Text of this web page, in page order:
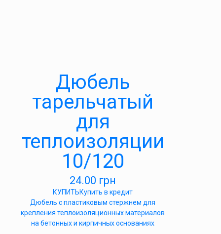
Дюбель
тарельчатый
для
теплоизоляции
10/120
24.00 грн
КУПИТЬКупить в кредит
Дюбель с пластиковым стержнем для
крепления теплоизоляционных материалов
на бетонных и кирпичных основаниях